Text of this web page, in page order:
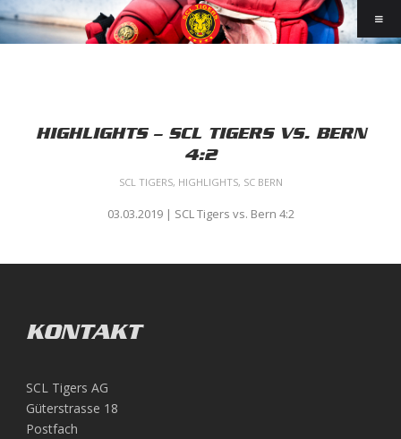
HIGHLIGHTS – SCL TIGERS VS. BERN
4:2
SCL TIGERS, HIGHLIGHTS, SC BERN
03.03.2019 | SCL Tigers vs. Bern 4:2
KONTAKT
SCL Tigers AG
Güterstrasse 18
Postfach